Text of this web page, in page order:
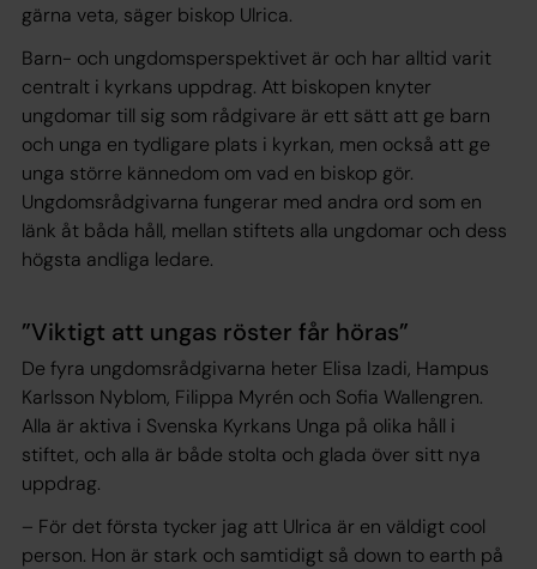
gärna veta, säger biskop Ulrica.
Barn- och ungdomsperspektivet är och har alltid varit
centralt i kyrkans uppdrag. Att biskopen knyter
ungdomar till sig som rådgivare är ett sätt att ge barn
och unga en tydligare plats i kyrkan, men också att ge
unga större kännedom om vad en biskop gör.
Ungdomsrådgivarna fungerar med andra ord som en
länk åt båda håll, mellan stiftets alla ungdomar och dess
högsta andliga ledare.
”Viktigt att ungas röster får höras”
De fyra ungdomsrådgivarna heter Elisa Izadi, Hampus
Karlsson Nyblom, Filippa Myrén och Sofia Wallengren.
Alla är aktiva i Svenska Kyrkans Unga på olika håll i
stiftet, och alla är både stolta och glada över sitt nya
uppdrag.
– För det första tycker jag att Ulrica är en väldigt cool
person. Hon är stark och samtidigt så down to earth på